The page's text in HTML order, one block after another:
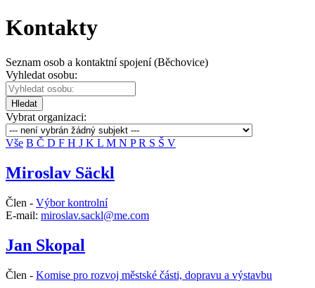
Kontakty
Seznam osob a kontaktní spojení (Běchovice)
Vyhledat osobu:
Hledat
Vybrat organizaci:
Vše B Č D F H J K L M N PR S Š V
Miroslav Säckl
Člen - Výbor kontrolní
E-mail: miroslav.sackl@me.com
Jan Skopal
Člen - Komise pro rozvoj městské části, dopravu a výstavbu